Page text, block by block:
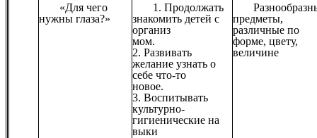
«Для чего
нужны глаза?»
1. Продолжать
знакомить детей с
организ
мом.
2. Развивать
желание узнать о
себе что-то
новое.
3. Воспитывать
культурно-
гигиенические на
выки
предметы,
различные по
форме, цвету,
величине